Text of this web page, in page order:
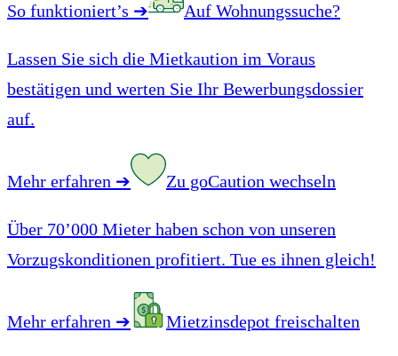
So funktioniert’s ➔ Auf Wohnungssuche?
Lassen Sie sich die Mietkaution im Voraus
bestätigen und werten Sie Ihr Bewerbungsdossier
auf.
Mehr erfahren ➔ Zu goCaution wechseln
Über 70’000 Mieter haben schon von unseren
Vorzugskonditionen profitiert. Tue es ihnen gleich!
Mehr erfahren ➔ Mietzinsdepot freischalten